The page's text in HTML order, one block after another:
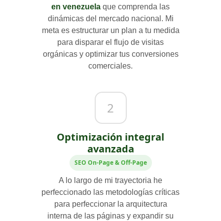
en venezuela que comprenda las
dinámicas del mercado nacional. Mi
meta es estructurar un plan a tu medida
para disparar el flujo de visitas
orgánicas y optimizar tus conversiones
comerciales.
2
Optimización integral
avanzada
SEO On-Page & Off-Page
A lo largo de mi trayectoria he
perfeccionado las metodologías críticas
para perfeccionar la arquitectura
interna de las páginas y expandir su